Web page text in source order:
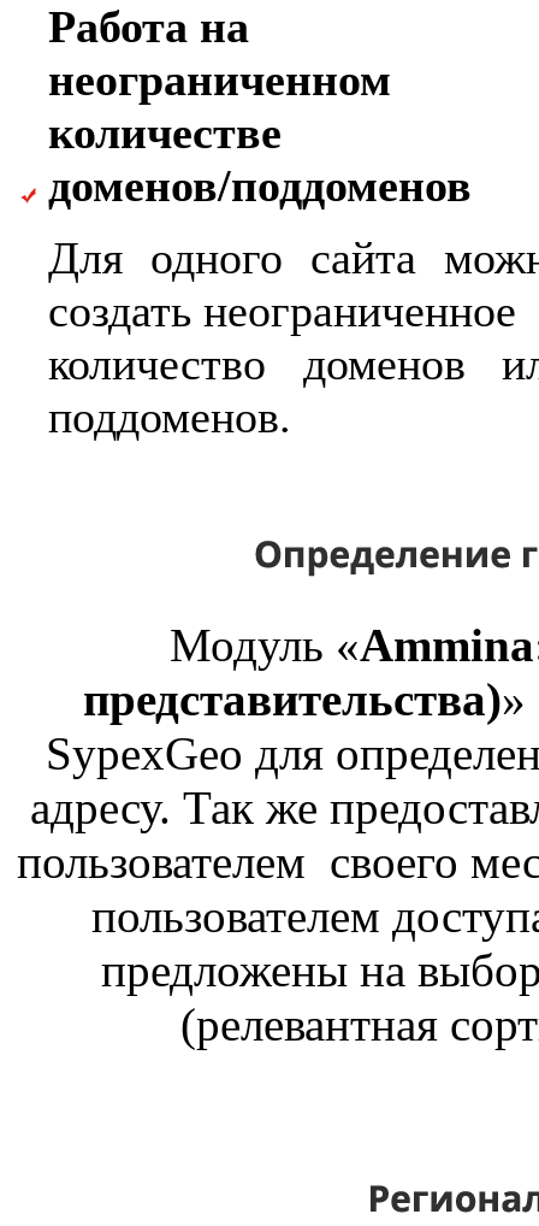
Работа на
неограниченном
количестве
доменов/поддоменов
Для одного сайта
создать неограниченное
количество доменов
поддоменов.
Модуль «
представительства)»
SypexGeo для
адресу. Так же
пользователем своего
пользователем
предложены на
(релевантная